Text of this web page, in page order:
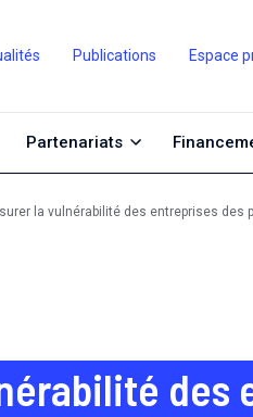
Publications Espace
Partenariats
la vulnérabilité des entreprises des
des